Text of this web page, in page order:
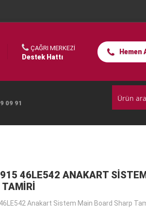
09 91
ÇAĞRI MERKEZİ
Destek Hattı
Hemen
46LE542 ANAKART
TAMIRI
Anakart Sistem Main Board Sharp